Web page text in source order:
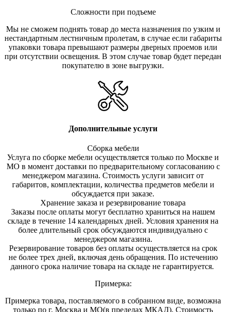
Сложности при подъеме
Мы не сможем поднять товар до места назначения по узким и
нестандартным лестничным пролетам, в случае если габариты
упаковки товара превышают размеры дверных проемов или
при отсутствии освещения. В этом случае товар будет передан
покупателю в зоне выгрузки.
Дополнительные услуги
Сборка мебели
Услуга по сборке мебели осуществляется только по Москве и
МО в момент доставки по предварительному согласованию с
менеджером магазина. Стоимость услуги зависит от
габаритов, комплектации, количества предметов мебели и
обсуждается при заказе.
Хранение заказа и резервирование товара
Заказы после оплаты могут бесплатно храниться на нашем
складе в течение 14 календарных дней. Условия хранения на
более длительный срок обсуждаются индивидуально с
менеджером магазина.
Резервирование товаров без оплаты осуществляется на срок
не более трех дней, включая день обращения. По истечению
данного срока наличие товара на складе не гарантируется.
Примерка:
Примерка товара, поставляемого в собранном виде, возможна
только по г. Москва и МО(в пределах МКАД). Стоимость